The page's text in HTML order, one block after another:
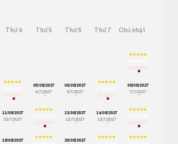
Thứ 4 Thứ 5 Thứ 6 Thứ 7 Chủ nhật
29/6/2027
3/7/2027
05/08/2027
4/7/2027
06/08/2027
5/7/2027
6/7/2027
08/08/2027
7/7/2027
11/08/2027
10/7/2027
11/7/2027
13/08/2027
12/7/2027
14/08/2027
13/7/2027
14/7/2027
18/08/2027
20/08/2027